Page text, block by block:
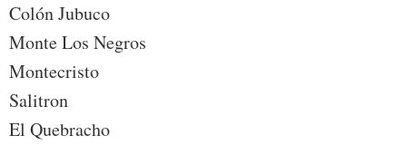
Colón Jubuco
Monte Los Negros
Montecristo
Salitron
El Quebracho